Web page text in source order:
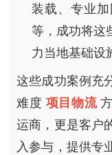
装载、专业
等，成功将这
力当地基础设
这些成功案例充
难度 项目物流
运商，更是客户
入参与，提供专